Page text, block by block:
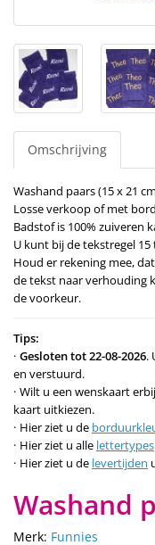
Omschrijving
Washand paars (15 x 21
Losse verkoop of met
Badstof is 100% zuiveren
U kunt bij de tekstregel
Houd er rekening mee,
de tekst naar verhouding
de voorkeur.
Tips:
Gesloten tot 22-08-2026.
en verstuurd.
Wilt u een wenskaart
kaart uitkiezen.
Hier ziet u de
Hier ziet u alle lettertypes
Hier ziet u de levertijden
Washand
Merk: Funnies